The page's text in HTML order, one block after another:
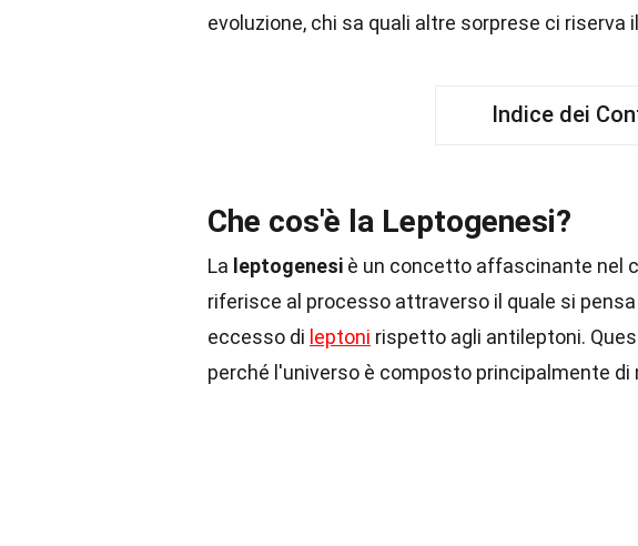
evoluzione, chi sa quali altre sorprese ci
Indice dei
Che cos'è la Leptogenesi?
La leptogenesi è un concetto affascinante nel
riferisce al processo attraverso il quale si
eccesso di leptoni rispetto agli antileptoni.
perché l'universo è composto principalmente di